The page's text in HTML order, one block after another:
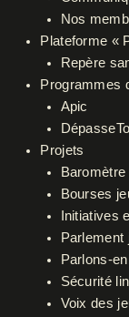
Nos
Plateforme «
Repère
Programmes
Apic
Projets
Bourses
Initiatives
Parlement
Parlons-
Sécurité
Voix des